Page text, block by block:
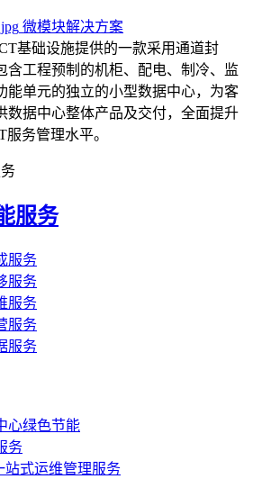
微模块解决方案
基础设施提供的一款采用通道封
含工程预制的机柜、配电、制冷、监
能单元的独立的小型数据中心，为客
数据中心整体产品及交付，全面提升
服务管理水平。
服务
服务
服务
服务
服务
服务
心绿色节能
务
站式运维管理服务